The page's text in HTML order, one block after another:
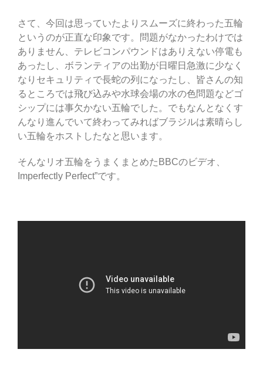
さて、今回は思っていたよりスムーズに終わった五輪
というのが正直な印象です。問題がなかったわけでは
ありません、テレビコンパウンドはありえない停電も
あったし、ボランティアの出勤が日曜日急激に少なく
なりセキュリティで長蛇の列になったし、皆さんの知
るところでは飛び込みや水球会場の水の色問題などゴ
シップには事欠かない五輪でした。でもなんとなくす
んなり進んでいて終わってみればブラジルは素晴らし
い五輪をホストしたなと思います。
そんなリオ五輪をうまくまとめたBBCのビデオ、
Imperfectly Perfect”です。